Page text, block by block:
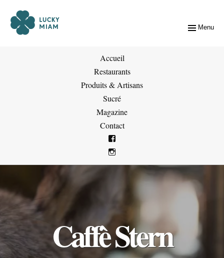
Menu
Accueil
Restaurants
Produits & Artisans
Sucré
Magazine
Contact
Caffè Stern